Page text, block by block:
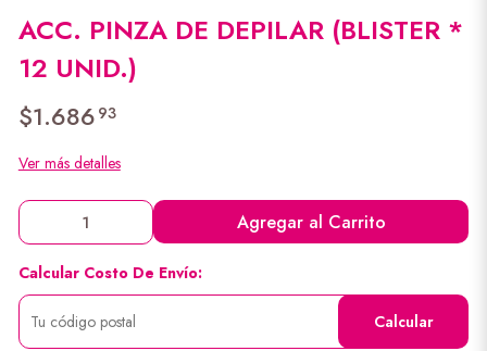
ACC. PINZA DE DEPILAR (BLISTER *
12 UNID.)
$1.686 93
Ver más detalles
Agregar al Carrito
Calcular Costo De Envío:
Calcular